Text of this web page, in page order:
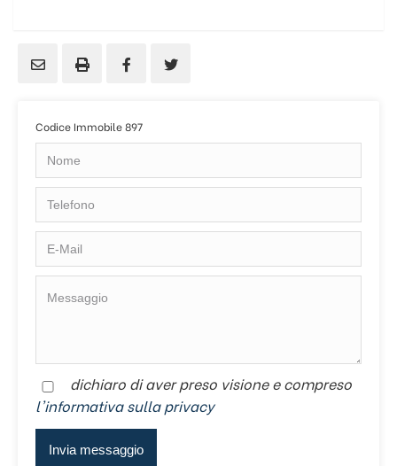
Codice Immobile 897
dichiaro di aver preso visione e compreso
l'informativa sulla privacy